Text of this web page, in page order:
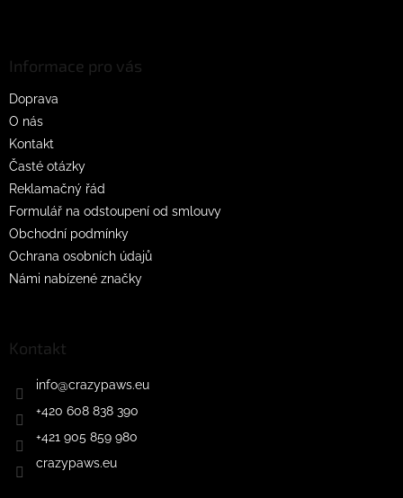
Informace pro vás
Doprava
O nás
Kontakt
Časté otázky
Reklamačný řád
Formulář na odstoupení od smlouvy
Obchodní podmínky
Ochrana osobních údajů
Námi nabízené značky
Kontakt
info@crazypaws.eu
+420 608 838 390
+421 905 859 980
crazypaws.eu